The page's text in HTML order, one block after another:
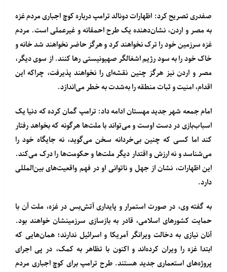
صفدری تصریح کرد: اظهارات دونالد ترامپ درباره کوچ اجباری مردم غزه
به مصر و اردن، نشان‌دهنده یک طرح احمقانه و غیرعملی است. مردم
غزه سرزمین خود را ترک نخواهند کرد و هرگز حاضر نخواهند شد خانه و
خاک خود را به سود رژیم اشغالگر صهیونیستی رها کنند. از سوی دیگر،
مصر و اردن نیز هرگز چنین نقشه‌ای را نخواهند پذیرفت، چراکه این
اقدام، امنیت و ثبات منطقه را به‌شدت به خطر می‌اندازد.
امام جمعه شهر جدید مهستان ادامه داد: ترامپ گمان کرده که دنیا یک
اسباب‌بازی در دست اوست و می‌تواند با ملت‌ها هرگونه که بخواهد رفتار
کند اما کسی که چنین بی‌خردانه سخن می‌گوید، نه جایگاه خود را
می‌شناسد و نه ارزش و اقتدار دیگر ملت‌ها و حکومت‌ها را درک می‌کند.
این اظهارات، نشان از جهل و ناتوانی او در فهم واقعیت‌های بین‌المللی
دارد.
به گفته وی، در صورت استمرار و پایداری آتش‌بس در غزه، ملت آن با
حمایت کشورهای اسلامی، قادر به بازسازی سرزمینشان خواهند بود.
آنان نیازی به دخالت ویرانگر آمریکا و اسرائیل ندارند؛ همان‌هایی که
ابتدا غزه را ویران کرده‌اند و اکنون با تظاهر به کمک، در پی اجرای
پروژه‌های استعماری جدید هستند. طرح ترامپ برای کوچ اجباری مردم